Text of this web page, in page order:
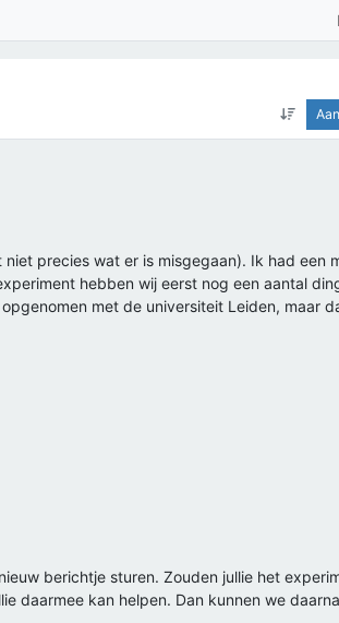
precies wat er is misgegaan). Ik had een
hebben wij eerst nog een aantal
met de universiteit Leiden, maar
berichtje sturen. Zouden jullie het
daarmee kan helpen. Dan kunnen we